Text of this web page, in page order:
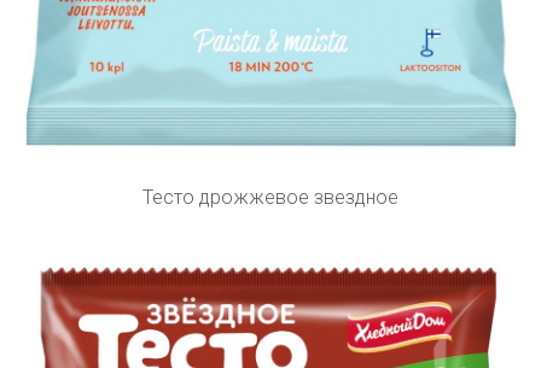
Тесто дрожжевое звездное